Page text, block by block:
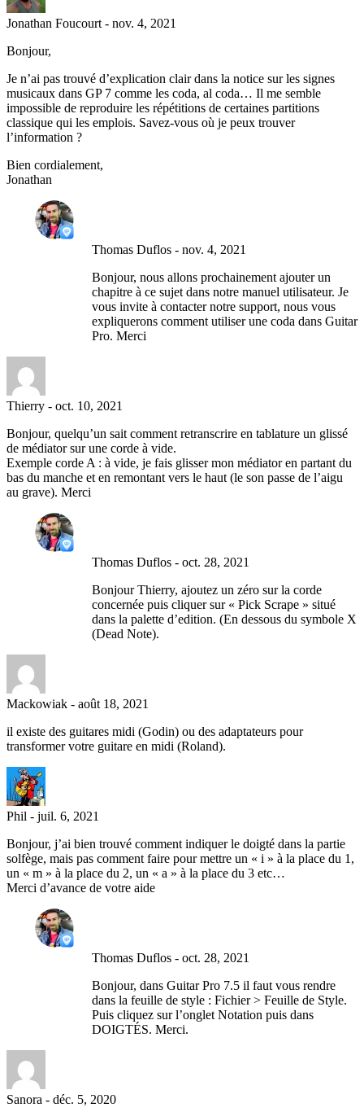
Jonathan Foucourt - nov. 4, 2021
Bonjour,
Je n’ai pas trouvé d’explication clair dans la notice sur les signes
musicaux dans GP 7 comme les coda, al coda… Il me semble
impossible de reproduire les répétitions de certaines partitions
classique qui les emplois. Savez-vous où je peux trouver
l’information ?
Bien cordialement,
Jonathan
Thomas Duflos - nov. 4, 2021
Bonjour, nous allons prochainement ajouter un
chapitre à ce sujet dans notre manuel utilisateur. Je
vous invite à contacter notre support, nous vous
expliquerons comment utiliser une coda dans Guitar
Pro. Merci
Thierry - oct. 10, 2021
Bonjour, quelqu’un sait comment retranscrire en tablature un glissé
de médiator sur une corde à vide.
Exemple corde A : à vide, je fais glisser mon médiator en partant du
bas du manche et en remontant vers le haut (le son passe de l’aigu
au grave). Merci
Thomas Duflos - oct. 28, 2021
Bonjour Thierry, ajoutez un zéro sur la corde
concernée puis cliquer sur « Pick Scrape » situé
dans la palette d’edition. (En dessous du symbole X
(Dead Note).
Mackowiak - août 18, 2021
il existe des guitares midi (Godin) ou des adaptateurs pour
transformer votre guitare en midi (Roland).
Phil - juil. 6, 2021
Bonjour, j’ai bien trouvé comment indiquer le doigté dans la partie
solfège, mais pas comment faire pour mettre un « i » à la place du 1,
un « m » à la place du 2, un « a » à la place du 3 etc…
Merci d’avance de votre aide
Thomas Duflos - oct. 28, 2021
Bonjour, dans Guitar Pro 7.5 il faut vous rendre
dans la feuille de style : Fichier > Feuille de Style.
Puis cliquez sur l’onglet Notation puis dans
DOIGTÉS. Merci.
Sanora - déc. 5, 2020